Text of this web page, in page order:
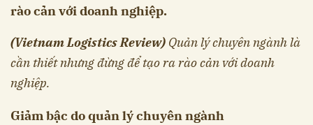
rào cản với doanh nghiệp.
(Vietnam Logistics Review) Quản lý chuyên ngành là
cần thiết nhưng đừng để tạo ra rào cản với doanh
nghiệp.
Giảm bậc do quản lý chuyên ngành